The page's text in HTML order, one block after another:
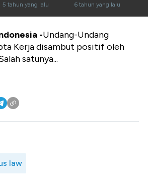
Ciptaker
5 tahun yang lalu
IUPK Jadi PBPK
6 tahun yang lalu
-Undang-Undang
Kerja disambut positif oleh
satunya...
law